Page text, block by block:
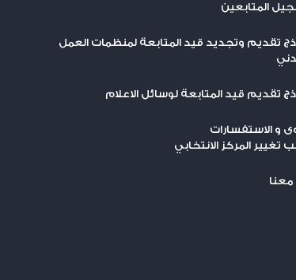
المتابعين
تقديم وتجديد قيد المتابعة لمنظمات العمل
تقديم قيد المتابعة لوسائل الاعلام
و الاستفسارات
تغيير المركز الانتخابي